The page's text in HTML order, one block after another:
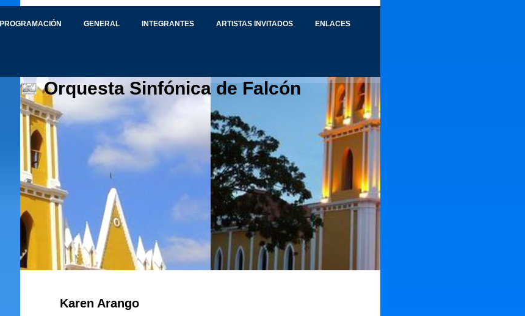
PROGRAMACIÓN GENERAL INTEGRANTES ARTISTAS INVITADOS ENLACES
Orquesta Sinfónica de Falcón
Karen Arango